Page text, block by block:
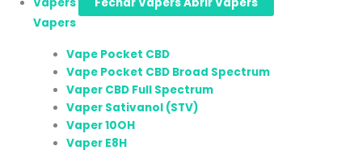
Vapers
Vape Pocket CBD
Vape Pocket CBD Broad Spectrum
Vaper CBD Full Spectrum
Vaper Sativanol (STV)
Vaper 10OH
Vaper E8H